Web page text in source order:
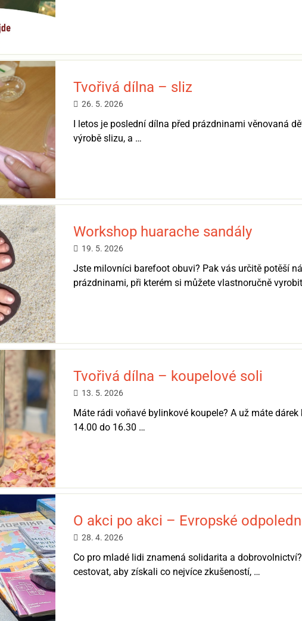
Tvořivá dílna – sliz
26. 5. 2026
I letos je poslední dílna před prázdninami věnovaná
výrobě slizu, a …
Workshop huarache sandály
19. 5. 2026
Jste milovníci barefoot obuvi? Pak vás určitě potěší
prázdninami, při kterém si můžete vlastnoručně
Tvořivá dílna – koupelové soli
13. 5. 2026
Máte rádi voňavé bylinkové koupele? A už máte
14.00 do 16.30 …
O akci po akci – Evropské
28. 4. 2026
Co pro mladé lidi znamená solidarita a
cestovat, aby získali co nejvíce zkušeností, …